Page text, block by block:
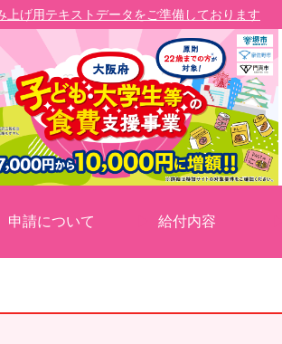
げ用テキストデータをご準備しております
申請について 給付内容